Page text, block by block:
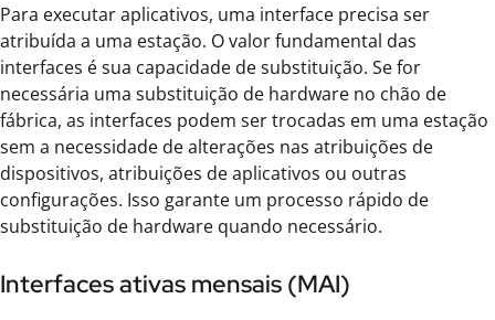
Para executar aplicativos, uma interface precisa ser
atribuída a uma estação. O valor fundamental das
interfaces é sua capacidade de substituição. Se for
necessária uma substituição de hardware no chão de
fábrica, as interfaces podem ser trocadas em uma estação
sem a necessidade de alterações nas atribuições de
dispositivos, atribuições de aplicativos ou outras
configurações. Isso garante um processo rápido de
substituição de hardware quando necessário.
Interfaces ativas mensais (MAI)